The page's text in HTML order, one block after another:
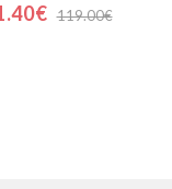
119.00€